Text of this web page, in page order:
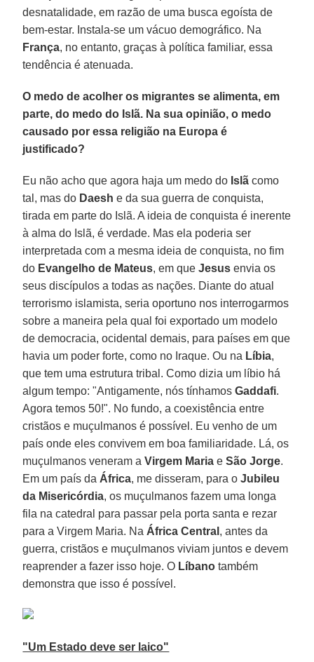
desnatalidade, em razão de uma busca egoísta de
bem-estar. Instala-se um vácuo demográfico. Na
França, no entanto, graças à política familiar, essa
tendência é atenuada.
O medo de acolher os migrantes se alimenta, em
parte, do medo do Islã. Na sua opinião, o medo
causado por essa religião na Europa é
justificado?
Eu não acho que agora haja um medo do Islã como
tal, mas do Daesh e da sua guerra de conquista,
tirada em parte do Islã. A ideia de conquista é inerente
à alma do Islã, é verdade. Mas ela poderia ser
interpretada com a mesma ideia de conquista, no fim
do Evangelho de Mateus, em queJesus envia os
seus discípulos a todas as nações. Diante do atual
terrorismo islamista, seria oportuno nos interrogarmos
sobre a maneira pela qual foi exportado um modelo
de democracia, ocidental demais, para países em que
havia um poder forte, como no Iraque. Ou na Líbia,
que tem uma estrutura tribal. Como dizia um líbio há
algum tempo: "Antigamente, nós tínhamosGaddafi.
Agora temos 50!". No fundo, a coexistência entre
cristãos e muçulmanos é possível. Eu venho de um
país onde eles convivem em boa familiaridade. Lá, os
muçulmanos veneram aVirgem Maria eSão Jorge.
Em um país da África, me disseram, para oJubileu
da Misericórdia, os muçulmanos fazem uma longa
fila na catedral para passar pela porta santa e rezar
para a Virgem Maria. Na África Central , antes da
guerra, cristãos e muçulmanos viviam juntos e devem
reaprender a fazer isso hoje. O Líbano também
demonstra que isso é possível.
"Um Estado deve ser laico"